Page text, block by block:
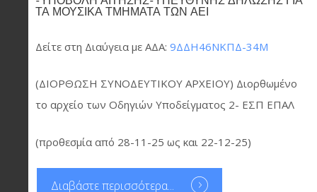
ΤΑ ΜΟΥΣΙΚΑ ΤΜΗΜΑΤΑ ΤΩΝ ΑΕΙ
Δείτε στη Διαύγεια με ΑΔΑ: 9ΔΔΗ46ΝΚΠΔ-34Μ
(ΔΙΟΡΘΩΣΗ ΣΥΝΟΔΕΥΤΙΚΟΥ ΑΡΧΕΙΟΥ) Διορθωμένο
το αρχείο των Οδηγιών Υποδείγματος 2- ΕΣΠ ΕΠΑΛ
(προθεσμία από 28-11-25 ως και 22-12-25)
Διαβάστε περισσότερα...